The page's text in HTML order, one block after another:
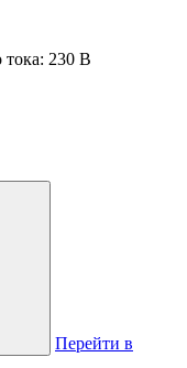
230 В
Перейти в